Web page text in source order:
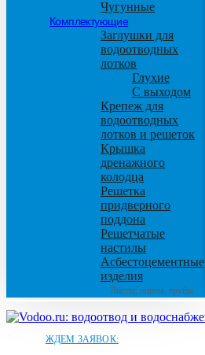
Чугунные
Комплектующие
Заглушки для
водоотводных
лотков
Глухие
С выходом
Крепеж для
водоотводных
лотков и решеток
Крышка
дренажного
колодца
Решетка
придверного
поддона
Решетчатые
настилы
Асбестоцементные
изделия
Листы, плиты, трубы
ЖДЕМ ЗАЯВОК: